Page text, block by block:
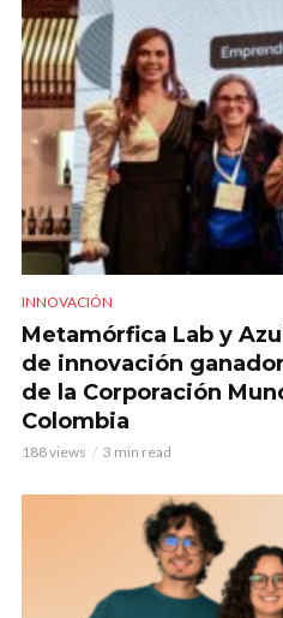
INNOVACIÓN
Metamórfica Lab y
de innovación
de la Corporación
Colombia
188 views 3 min read